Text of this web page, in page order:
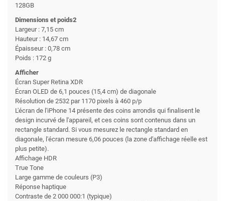
128GB
Dimensions et poids2
Largeur : 7,15 cm
Hauteur : 14,67 cm
Épaisseur : 0,78 cm
Poids : 172 g
Afficher
Écran Super Retina XDR
Écran OLED de 6,1 pouces (15,4 cm) de diagonale
Résolution de 2532 par 1170 pixels à 460 p/p
L'écran de l'iPhone 14 présente des coins arrondis qui finalisent le
design incurvé de l'appareil, et ces coins sont contenus dans un
rectangle standard. Si vous mesurez le rectangle standard en
diagonale, l'écran mesure 6,06 pouces (la zone d'affichage réelle est
plus petite).
Affichage HDR
True Tone
Large gamme de couleurs (P3)
Réponse haptique
Contraste de 2 000 000:1 (typique)